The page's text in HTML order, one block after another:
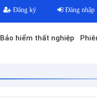
Đăng ký Đăng nhập
Bảo hiểm thất nghiệp